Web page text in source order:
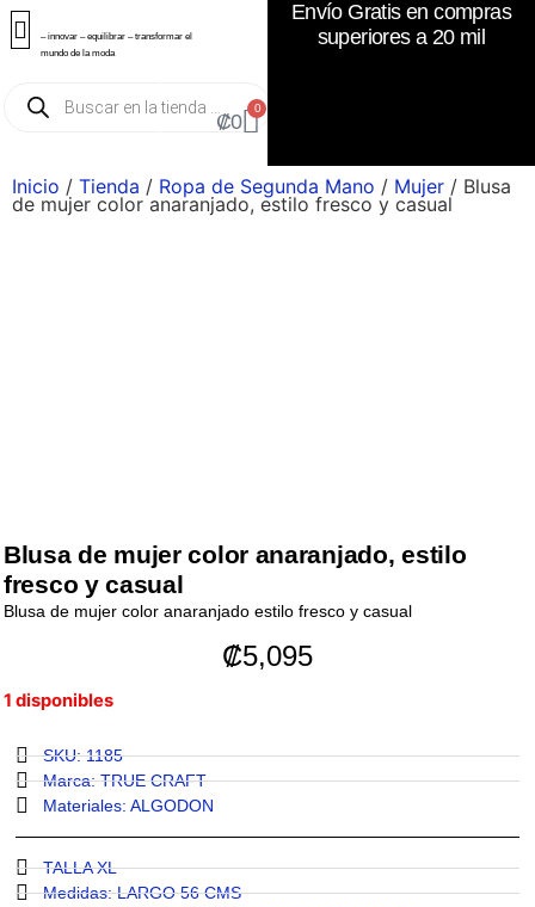
– innovar – equilibrar – transformar el
mundo de la moda
₡0
0
Envío Gratis en compras
superiores a 20 mil
Inicio / Tienda / Ropa de Segunda Mano / Mujer / Blusa
de mujer color anaranjado, estilo fresco y casual
Blusa de mujer color anaranjado, estilo
fresco y casual
Blusa de mujer color anaranjado estilo fresco y casual
₡5,095
1 disponibles
SKU: 1185
Marca:TRUE CRAFT
Materiales: ALGODON
TALLA XL
Medidas:LARGO 56 CMS